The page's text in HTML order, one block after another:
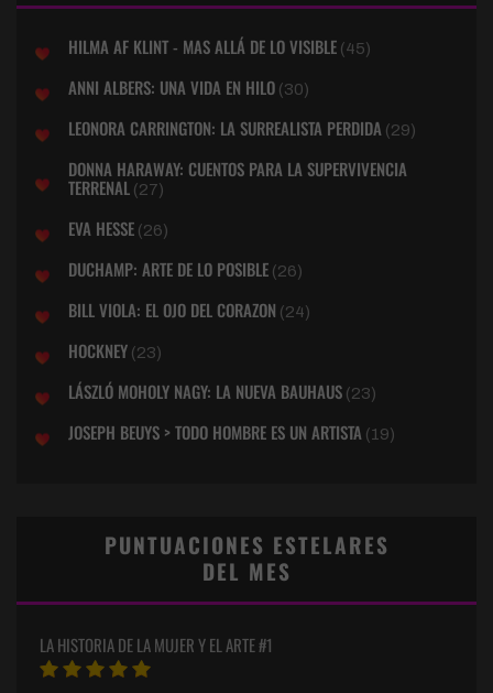
HILMA AF KLINT - MAS ALLÁ DE LO VISIBLE (45)
ANNI ALBERS: UNA VIDA EN HILO (30)
LEONORA CARRINGTON: LA SURREALISTA PERDIDA (29)
DONNA HARAWAY: CUENTOS PARA LA SUPERVIVENCIA
TERRENAL (27)
EVA HESSE (26)
DUCHAMP: ARTE DE LO POSIBLE (26)
BILL VIOLA: EL OJO DEL CORAZON (24)
HOCKNEY (23)
LÁSZLÓ MOHOLY NAGY: LA NUEVA BAUHAUS (23)
JOSEPH BEUYS > TODO HOMBRE ES UN ARTISTA (19)
PUNTUACIONES ESTELARES
DEL MES
LA HISTORIA DE LA MUJER Y EL ARTE #1